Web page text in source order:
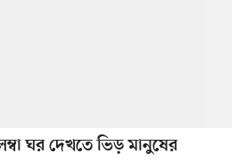
ঘর দেখতে ভিড় মানুষের